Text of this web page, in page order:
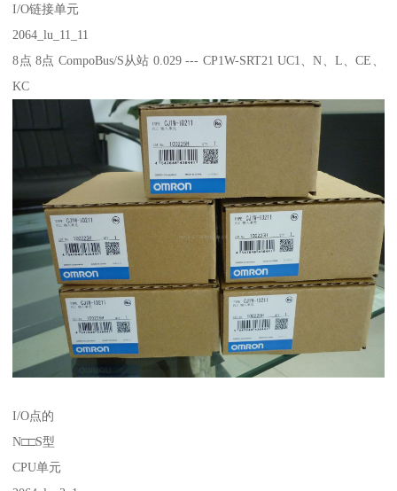
I/O链接单元
2064_lu_11_11
8点 8点 CompoBus/S从站 0.029 --- CP1W-SRT21 UC1、N、L、CE、
KC
I/O点的
N□□S型
CPU单元